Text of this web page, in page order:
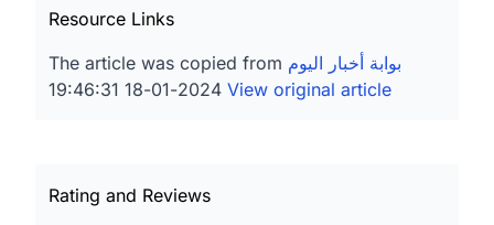
Resource Links
The article was copied from بوابة أخبار اليوم
View original article
Rating and Reviews